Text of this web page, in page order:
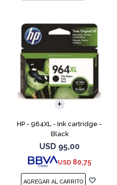
HP - 964XL - Ink cartridge -
Black
USD 95,00
USD 80,75